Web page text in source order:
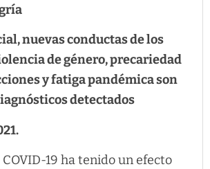
nuevas conductas de los
de género, precariedad
y fatiga pandémica son
detectados
19 ha tenido un efecto